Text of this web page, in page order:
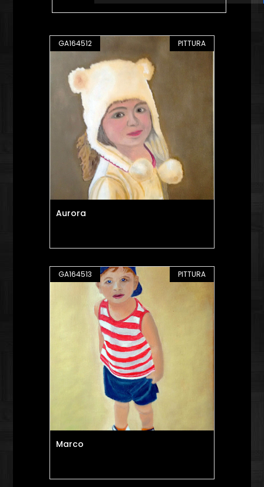
GA164512 PITTURA
Aurora
GA164513 PITTURA
Marco